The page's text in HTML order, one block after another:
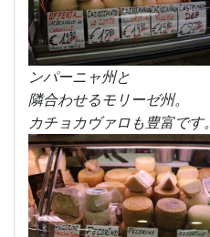
ンパーニャ州と
隣合わせるモリーゼ州。
カチョカヴァロも豊富です。